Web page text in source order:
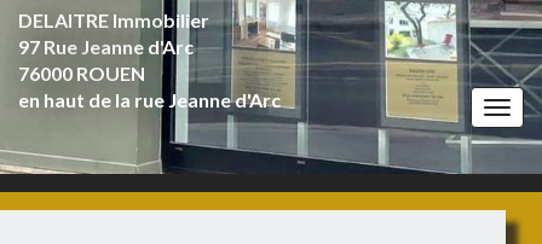
DELAITRE Immobilier
97 Rue Jeanne d'Arc
76000 ROUEN
en haut de la rue Jeanne d'Arc